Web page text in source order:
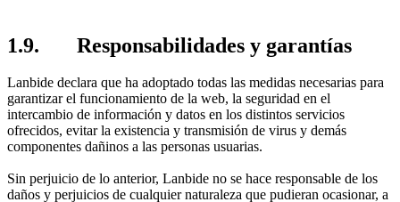
1.9. Responsabilidades y garantías
Lanbide declara que ha adoptado todas las medidas necesarias para
garantizar el funcionamiento de la web, la seguridad en el
intercambio de información y datos en los distintos servicios
ofrecidos, evitar la existencia y transmisión de virus y demás
componentes dañinos a las personas usuarias.
Sin perjuicio de lo anterior, Lanbide no se hace responsable de los
daños y perjuicios de cualquier naturaleza que pudieran ocasionar, a